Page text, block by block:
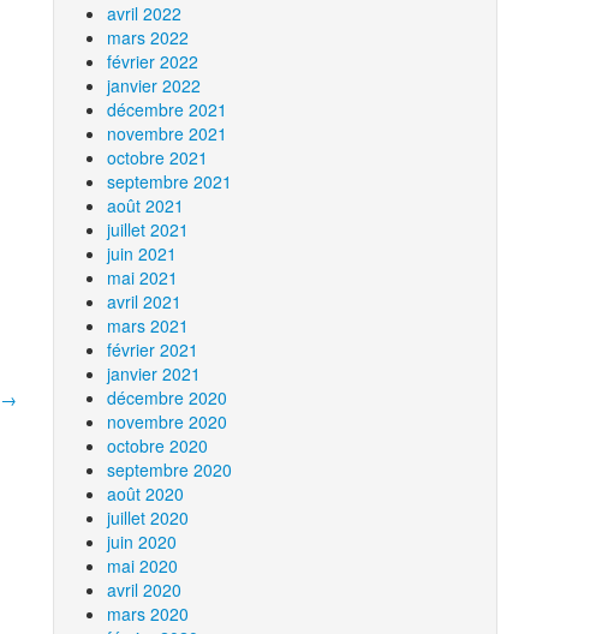
→
avril 2022
mars 2022
février 2022
janvier 2022
décembre 2021
novembre 2021
octobre 2021
septembre 2021
août 2021
juillet 2021
juin 2021
mai 2021
avril 2021
mars 2021
février 2021
janvier 2021
décembre 2020
novembre 2020
octobre 2020
septembre 2020
août 2020
juillet 2020
juin 2020
mai 2020
avril 2020
mars 2020